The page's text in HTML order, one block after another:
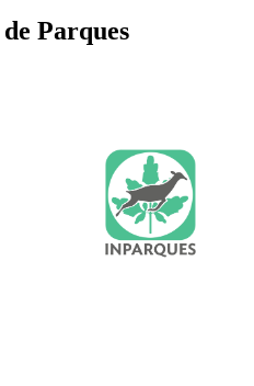
Parques